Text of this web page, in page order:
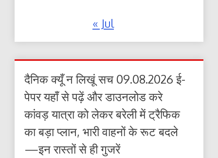
« Jul
दैनिक क्यूँ न लिखूं सच 09.08.2026 ई-
पेपर यहाँ से पढ़ें और डाउनलोड करे
कांवड़ यात्रा को लेकर बरेली में ट्रैफिक
का बड़ा प्लान, भारी वाहनों के रूट बदले
—इन रास्तों से ही गुजरें